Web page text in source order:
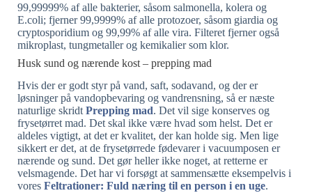
99,99999% af alle bakterier, såsom salmonella, kolera og
E.coli; fjerner 99,9999% af alle protozoer, såsom giardia og
cryptosporidium og 99,99% af alle vira. Filteret fjerner også
mikroplast, tungmetaller og kemikalier som klor.
Husk sund og nærende kost – prepping mad
Hvis der er godt styr på vand, saft, sodavand, og der er
løsninger på vandopbevaring og vandrensning, så er næste
naturlige skridt Prepping mad. Det vil sige konserves og
frysetørret mad. Det skal ikke være hvad som helst. Det er
aldeles vigtigt, at det er kvalitet, der kan holde sig. Men lige
sikkert er det, at de frysetørrede fødevarer i vacuumposen er
nærende og sund. Det gør heller ikke noget, at retterne er
velsmagende. Det har vi forsøgt at sammensætte eksempelvis i
vores Feltrationer: Fuld næring til en person i en uge.